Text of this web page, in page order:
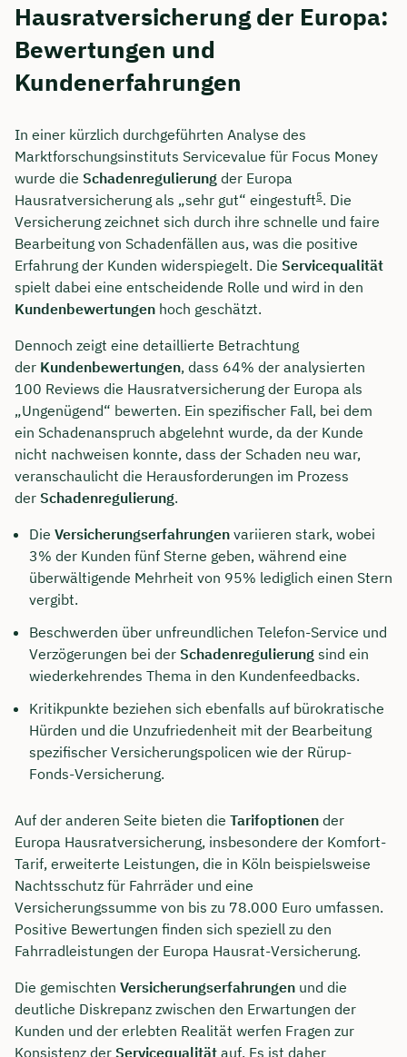
Hausratversicherung der Europa:
Bewertungen und
Kundenerfahrungen
In einer kürzlich durchgeführten Analyse des
Marktforschungsinstituts Servicevalue für Focus Money
wurde die Schadenregulierung der Europa
Hausratversicherung als „sehr gut“ eingestuft5. Die
Versicherung zeichnet sich durch ihre schnelle und faire
Bearbeitung von Schadenfällen aus, was die positive
Erfahrung der Kunden widerspiegelt. Die Servicequalität
spielt dabei eine entscheidende Rolle und wird in den
Kundenbewertungen hoch geschätzt.
Dennoch zeigt eine detaillierte Betrachtung
der Kundenbewertungen, dass 64% der analysierten
100 Reviews die Hausratversicherung der Europa als
„Ungenügend“ bewerten. Ein spezifischer Fall, bei dem
ein Schadenanspruch abgelehnt wurde, da der Kunde
nicht nachweisen konnte, dass der Schaden neu war,
veranschaulicht die Herausforderungen im Prozess
der Schadenregulierung.
Die Versicherungserfahrungen variieren stark, wobei
3% der Kunden fünf Sterne geben, während eine
überwältigende Mehrheit von 95% lediglich einen Stern
vergibt.
Beschwerden über unfreundlichen Telefon-Service und
Verzögerungen bei der Schadenregulierung sind ein
wiederkehrendes Thema in den Kundenfeedbacks.
Kritikpunkte beziehen sich ebenfalls auf bürokratische
Hürden und die Unzufriedenheit mit der Bearbeitung
spezifischer Versicherungspolicen wie der Rürup-
Fonds-Versicherung.
Auf der anderen Seite bieten die Tarifoptionen der
Europa Hausratversicherung, insbesondere der Komfort-
Tarif, erweiterte Leistungen, die in Köln beispielsweise
Nachtsschutz für Fahrräder und eine
Versicherungssumme von bis zu 78.000 Euro umfassen.
Positive Bewertungen finden sich speziell zu den
Fahrradleistungen der Europa Hausrat-Versicherung.
Die gemischten Versicherungserfahrungen und die
deutliche Diskrepanz zwischen den Erwartungen der
Kunden und der erlebten Realität werfen Fragen zur
Konsistenz der Servicequalität auf. Es ist daher